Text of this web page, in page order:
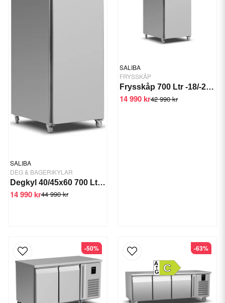
SALIBA
DEG & BAGERIKYLAR
Degkyl 40/45x60 700 Ltr 370W
44 990 kr
14 990 kr
SALIBA
FRYSSKÅP
Frysskåp 700 Ltr -18/-22 C 550 W
42 990 kr
14 990 kr
-50%
C
A
G
-63%